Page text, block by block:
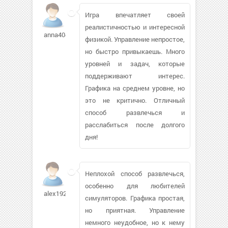
anna40494306
Игра впечатляет своей
реалистичностью и интересной
физикой. Управление непростое,
но быстро привыкаешь. Много
уровней и задач, которые
поддерживают интерес.
Графика на среднем уровне, но
это не критично. Отличный
способ развлечься и
расслабиться после долгого
дня!
alex1928
Неплохой способ развлечься,
особенно для любителей
симуляторов. Графика простая,
но приятная. Управление
немного неудобное, но к нему